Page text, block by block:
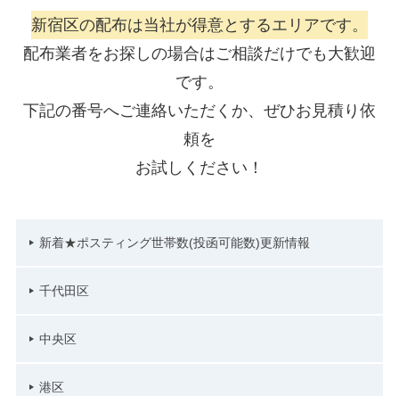
新宿区の配布は当社が得意とするエリアです。
配布業者をお探しの場合はご相談だけでも大歓迎
です。
下記の番号へご連絡いただくか、ぜひお見積り依
頼を
お試しください！
新着★ポスティング世帯数(投函可能数)更新情報
千代田区
中央区
港区